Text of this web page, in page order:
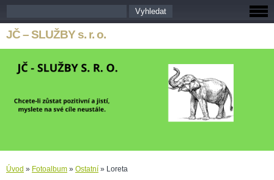
JČ – SLUŽBY s. r. o.
Úvod » Fotoalbum » Ostatní » Loreta